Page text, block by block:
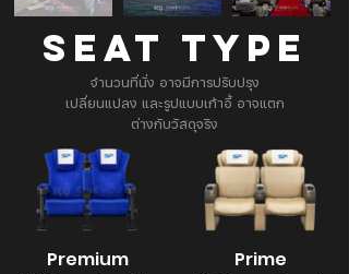
SEAT TYPE
จำนวนที่นั่ง อาจมีการปรับปรุง
เปลี่ยนแปลง และรูปแบบเก้าอี้ อาจแตก
ต่างกับวัสดุจริง
Premium Prime